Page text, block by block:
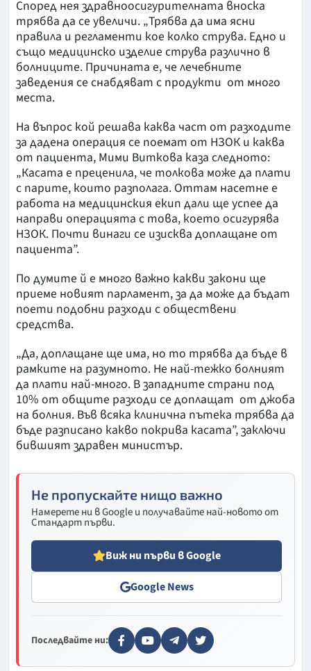
Според нея здравноосигурителната вноска
трябва да се увеличи. „Трябва да има ясни
правила и регламенти кое колко струва. Едно и
също медицинско изделие струва различно в
болниците. Причината е, че лечебните
заведения се снабдяват с продукти от много
места.
На въпрос кой решава каква част от разходите
за дадена операция се поемат от НЗОК и каква
от пациента, Мими Виткова каза следното:
„Касата е преценила, че толкова може да плати
с парите, които разполага. Оттам насетне е
работа на медицинския екип дали ще успее да
направи операцията с това, което осигурява
НЗОК. Почти винаги се изисква доплащане от
пациента”.
По думите й е много важно какви закони ще
приеме новият парламент, за да може да бъдат
поети подобни разходи с обществени
средства.
„Да, доплащане ще има, но то трябва да бъде в
рамките на разумното. Не най-тежко болният
да плати най-много. В западните страни под
10% от общите разходи се доплащат от джоба
на болния. Във всяка клинична пътека трябва да
бъде разписано какво покрива касата”, заключи
бившият здравен министър.
Не пропускайте нищо важно
Намерете ни в Google и получавайте най-новото от
Стандарт първи.
Виж ни първи в Google
Google News
Последвайте ни: